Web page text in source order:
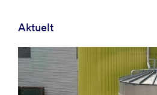
Aktuelt